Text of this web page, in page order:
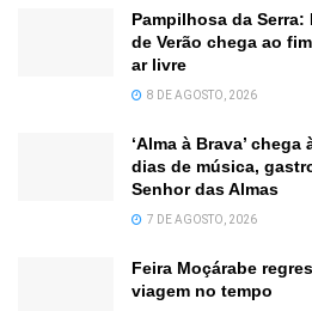
Pampilhosa da
de Verão chega ao
ar livre
8 DE AGOSTO, 2026
‘Alma à Brava’
dias de música,
Senhor das Almas
7 DE AGOSTO, 2026
Feira Moçárabe
viagem no tempo